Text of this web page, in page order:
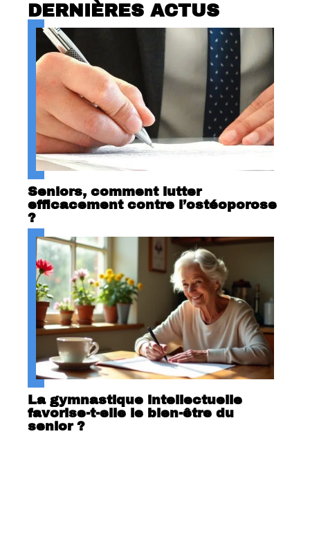
DERNIÈRES ACTUS
Seniors, comment lutter
efficacement contre l’ostéoporose
?
La gymnastique intellectuelle
favorise-t-elle le bien-être du
senior ?